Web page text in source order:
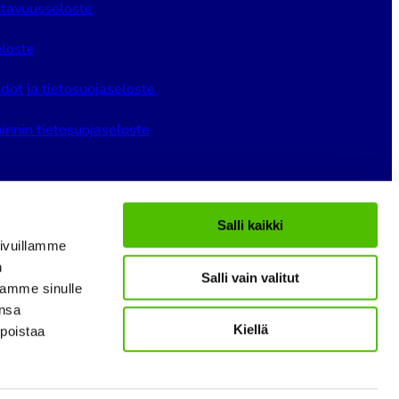
sinulle
Salli kaikki
Salli vain valitut
Kiellä
ja tietosuojaseloste
tietosuojaseloste
LinkedIn YouTube